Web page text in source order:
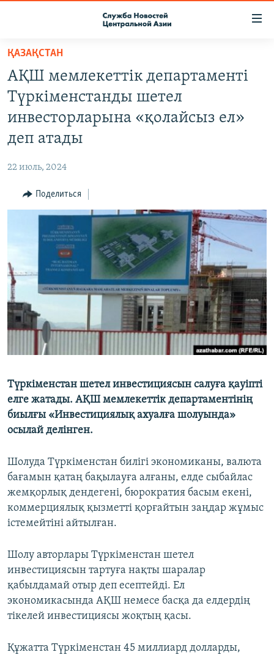
Вернуться
основному
содержанию
Вернутся
главной
Вернутся
поиску
ПОДПИСКА
КОНТАКТЫ
МИГРАНТ МЕДИА
ҚАЗАҚСТАН
АҚШ мемлекеттік департаменті
Түркіменстанды шетел
инвесторларына «қолайсыз ел»
деп атады
22 июль, 2024
Поделиться
Түркіменстан шетел инвестициясын салуға қауіпті
елге жатады. АҚШ мемлекеттік департаментінің
биылғы «Инвестициялық ахуалға шолуында»
осылай делінген.
Шолуда Түркіменстан билігі экономиканы, валюта
бағамын қатаң бақылауға алғаны, елде сыбайлас
жемқорлық дендегені, бюрократия басым екені,
коммерциялық қызметті қорғайтын заңдар жұмыс
істемейтіні айтылған.
Шолу авторлары Түркіменстан шетел
инвестициясын тартуға нақты шаралар
қабылдамай отыр деп есептейді. Ел
экономикасында АҚШ немесе басқа да елдердің
тікелей инвестициясы жоқтың қасы.
Құжатта Түркіменстан 45 миллиард долларды,